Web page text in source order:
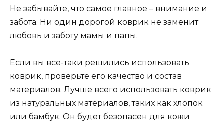
Не забывайте, что самое главное – внимание и
забота. Ни один дорогой коврик не заменит
любовь и заботу мамы и папы.
Если вы все-таки решились использовать
коврик, проверьте его качество и состав
материалов. Лучше всего использовать коврик
из натуральных материалов, таких как хлопок
или бамбук. Он будет безопасен для кожи